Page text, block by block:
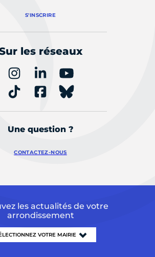
S'INSCRIRE
les réseaux
Une question ?
CONTACTEZ-NOUS
les actualités de votre
arrondissement